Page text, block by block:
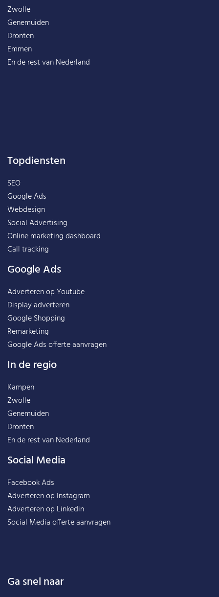
Zwolle
Genemuiden
Dronten
Emmen
En de rest vanNederland
Topdiensten
SEO
Google Ads
Webdesign
Social Advertising
Online marketing dashboard
Call tracking
Google Ads
Adverteren op Youtube
Display adverteren
Google Shopping
Remarketing
Google Ads offerte aanvragen
In de regio
Kampen
Zwolle
Genemuiden
Dronten
En de rest vanNederland
Social Media
Facebook Ads
Adverteren op Instagram
Adverteren op Linkedin
Social Media offerte aanvragen
Ga snel naar